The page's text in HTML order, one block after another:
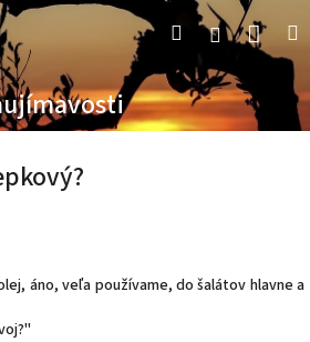
HľadaťPrihlásenie
áno, veľa používame, do šalátov hlavne a